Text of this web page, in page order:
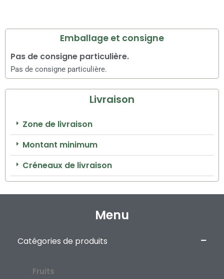
Emballage et consigne
Pas de consigne particulière.
Pas de consigne particulière.
Livraison
Zone de livraison
Montant minimum
Créneaux de livraison
Menu
Catégories de produits
Fruits